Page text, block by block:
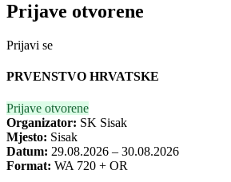
Prijave otvorene
Prijavi se
PRVENSTVO HRVATSKE
Prijave otvorene
Organizator: SK Sisak
Mjesto: Sisak
Datum: 29.08.2026 – 30.08.2026
Format: WA 720 + OR